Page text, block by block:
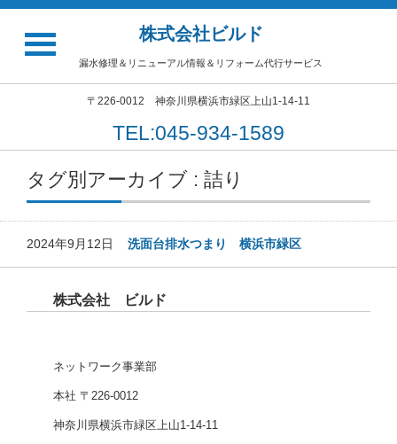
株式会社ビルド
漏水修理＆リニューアル情報＆リフォーム代行サービス
〒226-0012 神奈川県横浜市緑区上山1-14-11
TEL:045-934-1589
タグ別アーカイブ : 詰り
2024年9月12日 洗面台排水つまり 横浜市緑区
株式会社 ビルド
ネットワーク事業部
本社 〒226-0012
神奈川県横浜市緑区上山1-14-11